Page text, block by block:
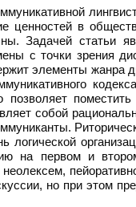
ценностей в
Задачей статьи
с точки зрения
элементы жанра
собой
логической
на первом и
но при этом